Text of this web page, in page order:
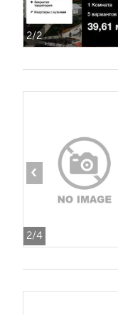
2/2
2/4
‹